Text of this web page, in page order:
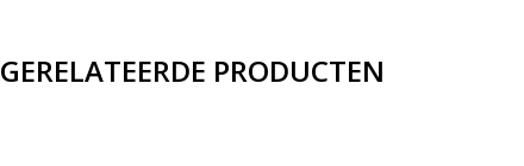
GERELATEERDE PRODUCTEN